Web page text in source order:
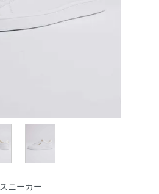
スニーカー